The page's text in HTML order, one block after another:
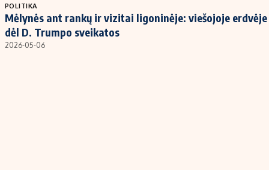
POLITIKA
Mėlynės ant rankų ir vizitai ligoninėje: viešojoje
dėl D. Trumpo sveikatos
2026-05-06